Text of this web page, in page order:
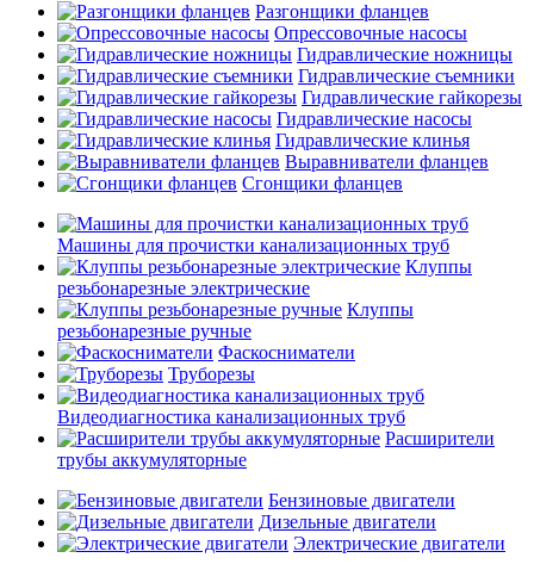
Разгонщики фланцев
Опрессовочные насосы
Гидравлические ножницы
Гидравлические съемники
Гидравлические гайкорезы
Гидравлические насосы
Гидравлические клинья
Выравниватели фланцев
Сгонщики фланцев
Машины для прочистки канализационных труб
Клуппы
резьбонарезные электрические
Клуппы
резьбонарезные ручные
Фаскосниматели
Труборезы
Видеодиагностика канализационных труб
Расширители
трубы аккумуляторные
Бензиновые двигатели
Дизельные двигатели
Электрические двигатели